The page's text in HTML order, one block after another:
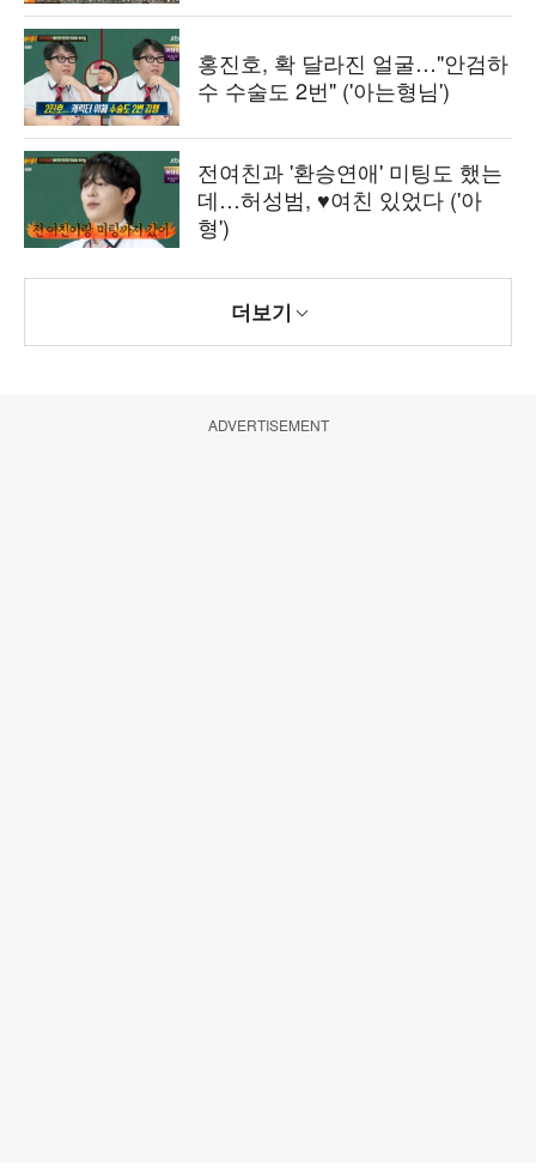
홍진호, 확 달라진 얼굴…"안검하
수 수술도 2번" ('아는형님')
전여친과 '환승연애' 미팅도 했는
데…허성범, ♥여친 있었다 ('아
형')
더보기
ADVERTISEMENT